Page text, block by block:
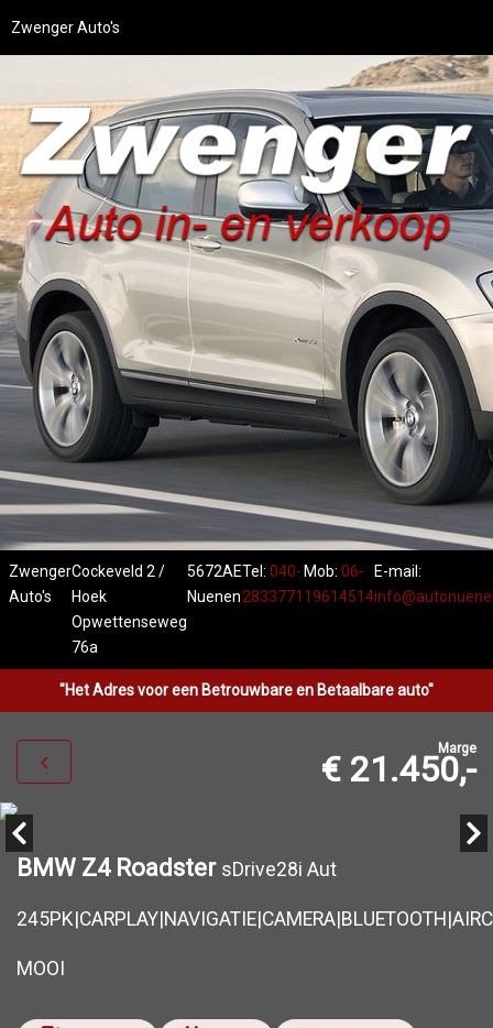
Zwenger Auto's
Zwenger
Auto's
Cockeveld 2 /
Hoek
Opwettenseweg
76a
5672AE
Nuenen
Tel: 040-
2833771
Mob: 06-
19614514
E-mail:
"Het Adres voor een Betrouwbare en Betaalbare auto"
Marge
€ 21.450,-
BMW Z4 Roadster sDrive28i Aut
MOOI